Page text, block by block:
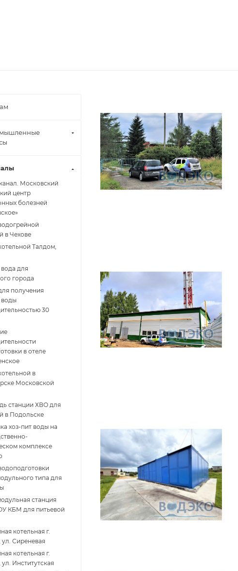
Московский
центр
болезней
в Чехове
Талдом,
для
города
получения
воды
30
в отеле
в
Московской
станции ХВО для
в Подольске
хоз-пит воды на
комплексе
типа для
станция
КБМ для питьевой
котельная г.
Сиреневая
котельная г.
Институтская